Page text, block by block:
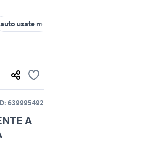
auto usate montecchio emilia
639995492
A